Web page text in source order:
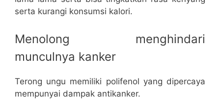
serta kurangi konsumsi kalori.
Menolong menghindari
munculnya kanker
Terong ungu memiliki polifenol yang dipercaya
mempunyai dampak antikanker.